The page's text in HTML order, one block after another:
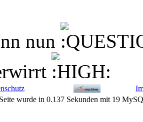
nun
wurde in 0.137 Sekunden mit 19